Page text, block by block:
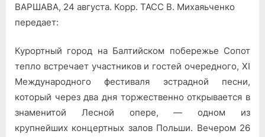
Сопот
ВАРШАВА, 24 августа. Корр. ТАСС В. Михаяьченко
передает:
Курортный город на Балтий­ском побережье Сопот
тепло встречает участников и гостей очередного, XI
Международного фестиваля эстрадной песни,
который через два дня торжественно открывается в
знаменитой Лесной опере, — одном из
крупнейших концертных залов Польши. Вече­ром 26